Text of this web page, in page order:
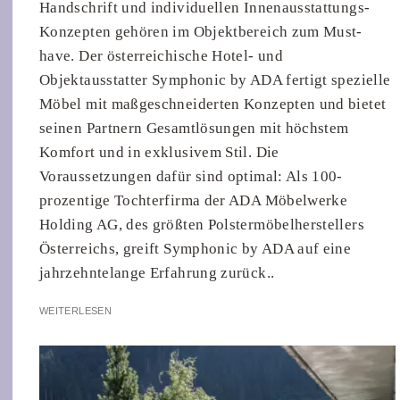
Handschrift und individuellen Innenausstattungs-
Konzepten gehören im Objektbereich zum Must-
have. Der österreichische Hotel- und
Objektausstatter Symphonic by ADA fertigt spezielle
Möbel mit maßgeschneiderten Konzepten und bietet
seinen Partnern Gesamtlösungen mit höchstem
Komfort und in exklusivem Stil. Die
Voraussetzungen dafür sind optimal: Als 100-
prozentige Tochterfirma der ADA Möbelwerke
Holding AG, des größten Polstermöbelherstellers
Österreichs, greift Symphonic by ADA auf eine
jahrzehntelange Erfahrung zurück..
WEITERLESEN